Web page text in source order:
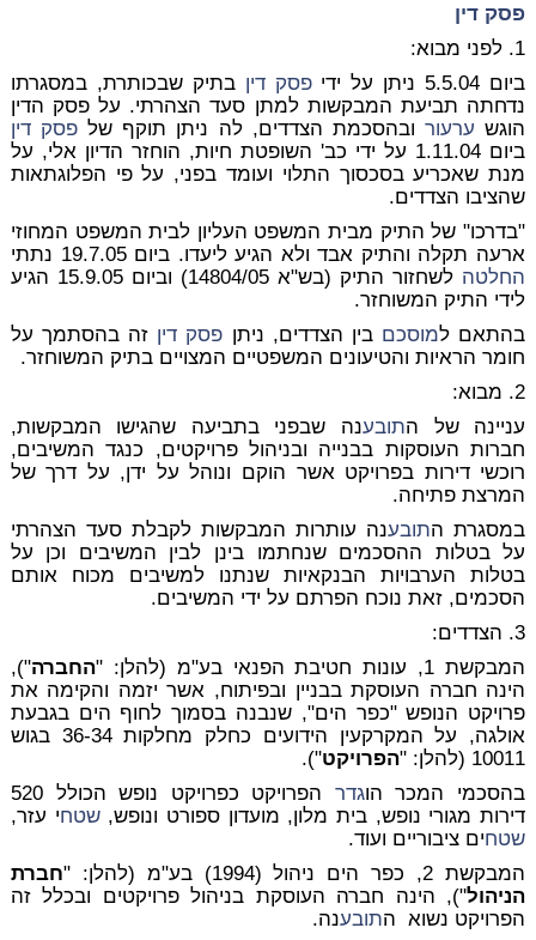
פסק דין
1. לפני מבוא:
ביום 5.5.04 ניתן על ידי
פסק דין בתיק שבכותרת, במסגרתו
נדחתה תביעת המבקשות למתן סעד הצהרתי. על פסק הדין
הוגש ערעור ובהסכמת הצדדים, לה ניתן תוקף של פסק דין
ביום 1.11.04 על ידי כב' השופטת חיות, הוחזר הדיון אלי, על
מנת שאכריע בסכסוך התלוי ועומד בפני, על פי הפלוגתאות
שהציבו הצדדים.
"בדרכו" של התיק מבית המשפט העליון לבית המשפט המחוזי
ארעה תקלה והתיק אבד ולא הגיע ליעדו. ביום 19.7.05 נתתי
החלטה
לשחזור התיק (בש"א 14804/05) וביום 15.9.05 הגיע
לידי התיק המשוחזר.
בהתאם למוסכם בין הצדדים, ניתן פסק דין זה בהסתמך על
חומר הראיות והטיעונים המשפטיים המצויים בתיק המשוחזר.
2. מבוא:
עניינה של התובענה שבפני בתביעה שהגישו המבקשות,
חברות העוסקות בבנייה ובניהול פרויקטים, כנגד המשיבים,
רוכשי דירות בפרויקט אשר הוקם ונוהל על ידן, על דרך של
המרצת פתיחה.
במסגרת התובענה עותרות המבקשות לקבלת סעד הצהרתי
על בטלות ההסכמים שנחתמו בינן לבין המשיבים וכן על
בטלות הערבויות הבנקאיות שנתנו למשיבים מכוח אותם
הסכמים, זאת נוכח הפרתם על ידי המשיבים.
3. הצדדים:
המבקשת 1, עונות חטיבת הפנאי בע"מ (להלן: "
החברה"),
הינה חברה העוסקת בבניין ובפיתוח, אשר יזמה והקימה את
פרויקט הנופש "כפר הים", שנבנה בסמוך לחוף הים בגבעת
אולגה, על המקרקעין הידועים כחלק מחלקות 36-34 בגוש
10011 (להלן: "
הפרויקט").
בהסכמי המכר הוגדר
הפרויקט כפרויקט נופש הכולל 520
דירות מגורי נופש, בית מלון, מועדון ספורט ונופש,שטחי עזר,
שטחים ציבוריים ועוד.
המבקשת 2, כפר הים ניהול (1994) בע"מ (להלן: "
חברת
הניהול"), הינה חברה העוסקת בניהול פרויקטים ובכלל זה
הפרויקט נשוא התובענה.